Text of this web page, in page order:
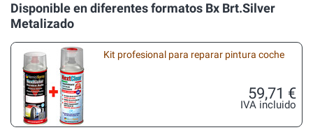
Disponible en diferentes formatos Bx Brt.Silver
Metalizado
Kit profesional para reparar pintura coche
59,71 €
IVA incluido